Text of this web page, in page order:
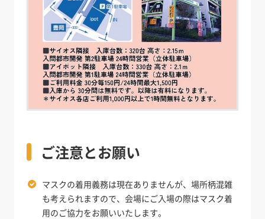
ご注意とお願い
マスクの着用義務は現在ありませんが、場所柄混雑
も考えられますので、会場にご入場の際はマスク着
用のご協力をお願いいたします。